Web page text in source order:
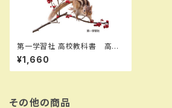
第一学習社 高校教科書 高等
学校 改訂 生物 ［教番：生
物311］ 新品 ISBN：97848
04009308 ISBN-10：4804
¥1,660
その他の商品